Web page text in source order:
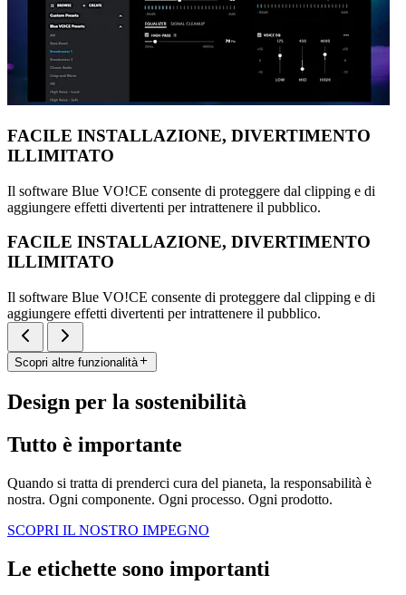
FACILE INSTALLAZIONE, DIVERTIMENTO
ILLIMITATO
Il software Blue VO!CE consente di proteggere dal clipping e di
aggiungere effetti divertenti per intrattenere il pubblico.
FACILE INSTALLAZIONE, DIVERTIMENTO
ILLIMITATO
Il software Blue VO!CE consente di proteggere dal clipping e di
aggiungere effetti divertenti per intrattenere il pubblico.
Scopri altre funzionalità
Design per la sostenibilità
Tutto è importante
Quando si tratta di prenderci cura del pianeta, la responsabilità è
nostra. Ogni componente. Ogni processo. Ogni prodotto.
SCOPRI IL NOSTRO IMPEGNO
Le etichette sono importanti